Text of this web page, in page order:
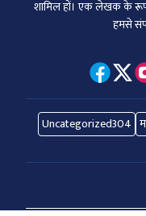
शामिल हों। एक लेखक के
हमसे
Uncategorized304